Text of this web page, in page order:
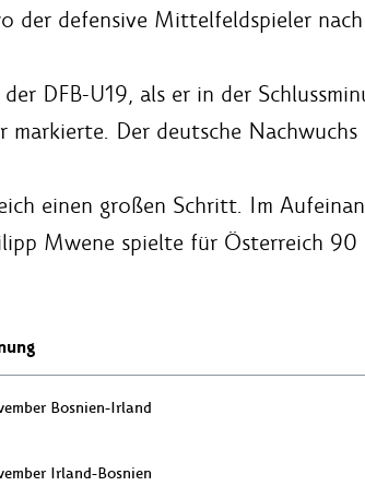
defensive Mittelfeldspieler
DFB-U19, als er in der
Der deutsche
einen großen Schritt. Im
Mwene spielte für Österreich
Bosnien-Irland
Irland-Bosnien